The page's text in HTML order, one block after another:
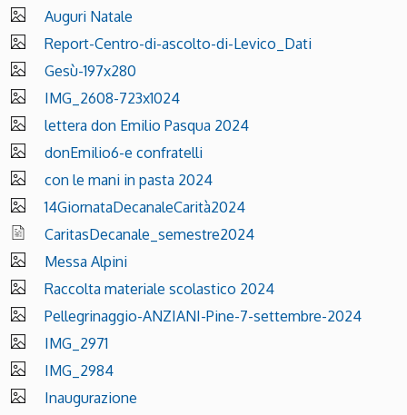
Auguri Natale
Report-Centro-di-ascolto-di-Levico_Dati
Gesù-197x280
IMG_2608-723x1024
lettera don Emilio Pasqua 2024
donEmilio6-e confratelli
con le mani in pasta 2024
14GiornataDecanaleCarità2024
CaritasDecanale_semestre2024
Messa Alpini
Raccolta materiale scolastico 2024
Pellegrinaggio-ANZIANI-Pine-7-settembre-2024
IMG_2971
IMG_2984
Inaugurazione